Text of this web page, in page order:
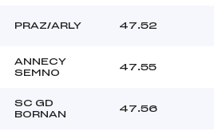
PRAZ/ARLY 47.52
ANNECY
SEMNO
47.55
SC GD
BORNAN
47.56